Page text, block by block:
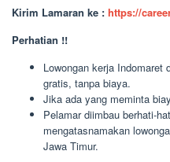
Kirim Lamaran ke : https://
Perhatian !!
Lowongan kerja Indomaret
gratis, tanpa biaya.
Jika ada yang meminta
Pelamar diimbau berhati-
mengatasnamakan
Jawa Timur.